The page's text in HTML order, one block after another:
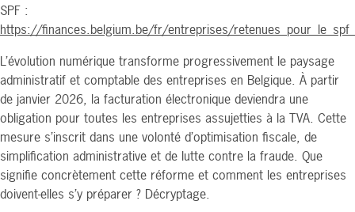
SPF :
https://finances.belgium.be/fr/entreprises/
L’évolution numérique transforme progressivement le paysage
administratif et comptable des entreprises en Belgique. À partir
de janvier 2026, la facturation électronique deviendra une
obligation pour toutes les entreprises assujetties à la TVA. Cette
mesure s’inscrit dans une volonté d’optimisation fiscale, de
simplification administrative et de lutte contre la fraude. Que
signifie concrètement cette réforme et comment les entreprises
doivent-elles s’y préparer ? Décryptage.